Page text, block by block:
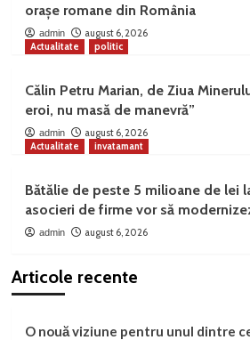
orașe romane din România
admin
august 6, 2026
Actualitate
politic
Călin Petru Marian, de Ziua
eroi, nu masă de manevră”
admin
august 6, 2026
Actualitate
invatamant
Bătălie de peste 5 milioane de lei
asocieri de firme vor să
admin august 6, 2026
Articole recente
O nouă viziune pentru unul dintre